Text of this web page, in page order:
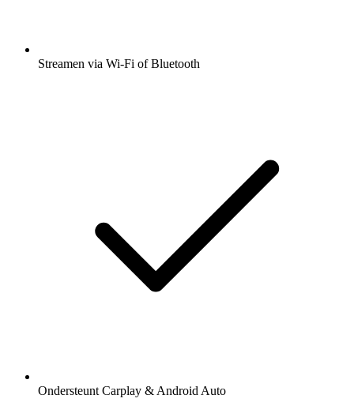
Streamen via Wi-Fi of Bluetooth
Ondersteunt Carplay & Android Auto